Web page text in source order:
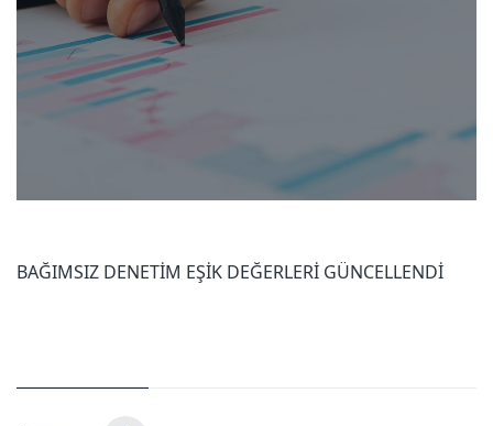
BAĞIMSIZ DENETİM EŞİK DEĞERLERİ GÜNCELLENDİ